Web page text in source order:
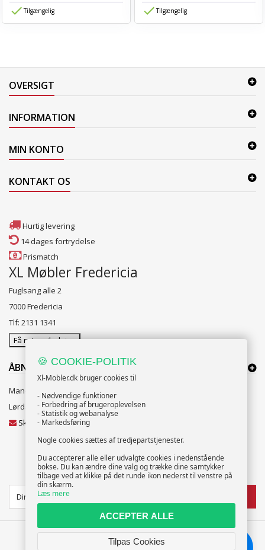
Tilgængelig Tilgængelig
OVERSIGT
INFORMATION
MIN KONTO
KONTAKT OS
Hurtig levering
14 dages fortrydelse
Prismatch
XL Møbler Fredericia
Fuglsang alle 2
7000 Fredericia
Tlf: 2131 1341
Få rutevejledning
ÅBNINGSTIDER:
Mandag til Fredag 10:00 til 18:00
Lørdag og Søndag 10:00 til 16:00
Skriv til vores kundeservice
NYHEDSBREV
🍪 COOKIE-POLITIK
Xl-Mobler.dk bruger cookies til
- Nødvendige funktioner
- Forbedring af brugeroplevelsen
- Statistik og webanalyse
- Markedsføring
Nogle cookies sættes af tredjepartstjenester.
Du accepterer alle eller udvalgte cookies i nedenstående
bokse. Du kan ændre dine valg og trække dine samtykker
tilbage ved at klikke på det runde ikon nederst til venstre på
din skærm.
Læs mere
ACCEPTER ALLE
Tilpas Cookies